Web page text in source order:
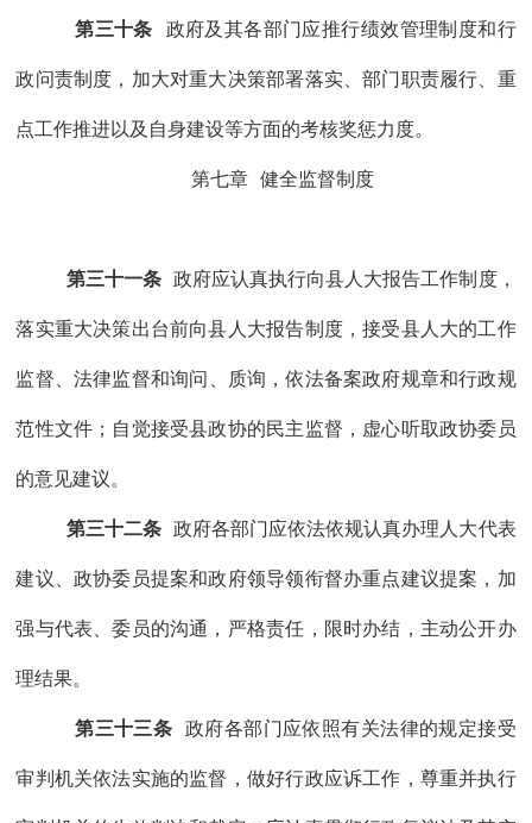
第三十条 政府及 其各部门应推行绩效管理制度和行
政问责制度，加大对重大决策部署落实、部门职责履行、重
点工作推进以及自身建设等方面的考核奖惩力度。
第七章 健全监督制度
第三十一条 政府应认真执行向县人大报告工作制度，
落实重大决策出台前向县人大报告制度，接受县人大的工作
监督、法律监督和询问 质询 ，依法备案政府规章和行政规
范性文件；自觉接受县政协的民主监督，虚心听取政协委员
的意见建议。
第三十二条 政府各部门应依法依规认真办理人大代表
建议、政协委员提案和政府领导领衔督办重点建议提案，加
强与代表、委员的沟通，严格责任，限时办结，主动公开办
理结果。
第三十三条 政府各部门应依照有关法律的规定接受
审判机关依法实施的监督，做好行政应诉工作，尊重并执行